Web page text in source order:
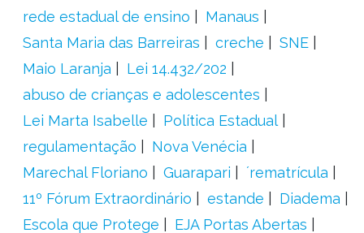
rede estadual de ensino
Manaus
Santa Maria das Barreiras
creche
SNE
Maio Laranja
Lei 14.432/202
abuso de crianças e adolescentes
Lei Marta Isabelle
Política Estadual
regulamentação
Nova Venécia
Marechal Floriano
Guarapari
´rematrícula
11º Fórum Extraordinário
estande
Diadema
Escola que Protege
EJA Portas Abertas